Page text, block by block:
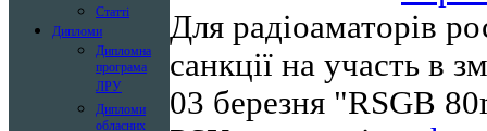
Статті
Дипломи
Дипломна
програма
ЛРУ
Дипломи
обласних
Для радіоаматорів
санкції на участь в
03 березня "RSGB